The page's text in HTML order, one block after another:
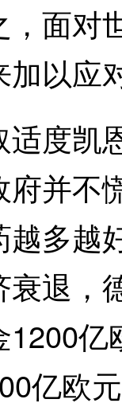
面对
加以应
度凯
并不
多越
退，
亿欧